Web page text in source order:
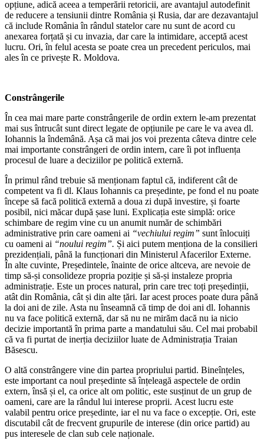
opțiune, adică aceea a temperării retoricii, are avantajul autodefinit
de reducere a tensiunii dintre România și Rusia, dar are dezavantajul
că include România în rândul statelor care nu sunt de acord cu
anexarea forțată și cu invazia, dar care la intimidare, acceptă acest
lucru. Ori, în felul acesta se poate crea un precedent periculos, mai
ales în ce privește R. Moldova.
Constrângerile
În cea mai mare parte constrângerile de ordin extern le-am prezentat
mai sus întrucât sunt direct legate de opțiunile pe care le va avea dl.
Iohannis la îndemână. Așa că mai jos voi prezenta câteva dintre cele
mai importante constrângeri de ordin intern, care îi pot influența
procesul de luare a deciziilor pe politică externă.
În primul rând trebuie să menționam faptul că, indiferent cât de
competent va fi dl. Klaus Iohannis ca președinte, pe fond el nu poate
începe să facă politică externă a doua zi după investire, și foarte
posibil, nici măcar după șase luni. Explicația este simplă: orice
schimbare de regim vine cu un anumit număr de schimbări
administrative prin care oameni ai “vechiului regim” sunt înlocuiți
cu oameni ai “noului regim”. Și aici putem menționa de la consilieri
prezidențiali, până la funcționari din Ministerul Afacerilor Externe.
În alte cuvinte, Președintele, înainte de orice altceva, are nevoie de
timp să-și consolideze propria poziție și să-și instaleze propria
administrație. Este un proces natural, prin care trec toți președinții,
atât din România, cât și din alte țări. Iar acest proces poate dura până
la doi ani de zile. Asta nu înseamnă că timp de doi ani dl. Iohannis
nu va face politică externă, dar să nu ne mirăm dacă nu ia nicio
decizie importantă în prima parte a mandatului său. Cel mai probabil
că va fi purtat de inerția deciziilor luate de Administrația Traian
Băsescu.
O altă constrângere vine din partea propriului partid. Bineînțeles,
este important ca noul președinte să înțeleagă aspectele de ordin
extern, însă și el, ca orice alt om politic, este susținut de un grup de
oameni, care are la rândul lui interese proprii. Acest lucru este
valabil pentru orice președinte, iar el nu va face o excepție. Ori, este
discutabil cât de frecvent grupurile de interese (din orice partid) au
pus interesele de clan sub cele naționale.